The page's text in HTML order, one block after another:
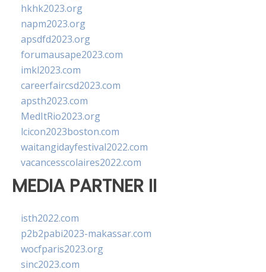
hkhk2023.org
napm2023.org
apsdfd2023.org
forumausape2023.com
imkl2023.com
careerfaircsd2023.com
apsth2023.com
MedItRio2023.org
lcicon2023boston.com
waitangidayfestival2022.com
vacancesscolaires2022.com
MEDIA PARTNER II
isth2022.com
p2b2pabi2023-makassar.com
wocfparis2023.org
sinc2023.com